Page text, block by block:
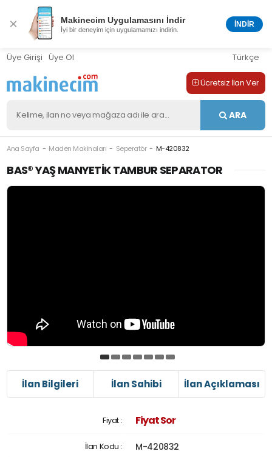
× Makinecim Uygulamasını İndir
İyi bir deneyim için uygulamamızı indirin.
İNDİR
Üye Girişi Üye Ol Türkçe
Ücretsiz İlan Ver
ARA
Ana Sayfa Maden Makinaları Seperatör M-420832
BAS® YAŞ MANYETIK TAMBUR SEPARATOR
İlan Bilgileri İlan Sahibi İlan Açıklaması
Fiyat : Fiyat Sor
İlan Kodu : M-420832